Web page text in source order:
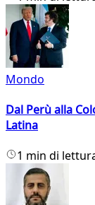
Mondo
Dal Perù alla
Latina
1 min di